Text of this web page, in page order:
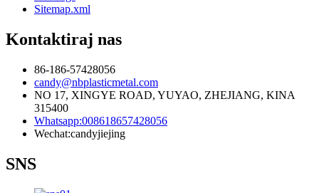
Sitemap.xml
Kontaktiraj nas
86-186-57428056
candy@nbplasticmetal.com
NO 17, XINGYE ROAD, YUYAO, ZHEJIANG, KINA
315400
Whatsapp:008618657428056
Wechat:candyjiejing
SNS